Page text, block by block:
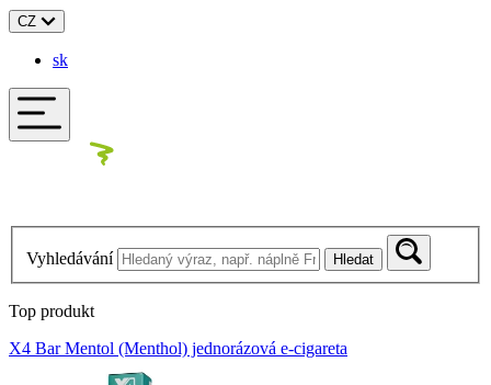
CZ
sk
Vyhledávání Hledat
Top produkt
X4 Bar Mentol (Menthol) jednorázová e-cigareta